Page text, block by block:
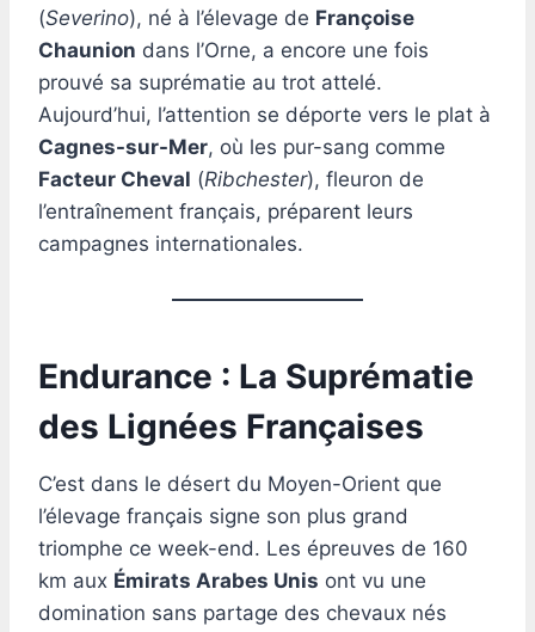
(Severino), né à l’élevage de Françoise
Chaunion dans l’Orne, a encore une fois
prouvé sa suprématie au trot attelé.
Aujourd’hui, l’attention se déporte vers le plat à
Cagnes-sur-Mer, où les pur-sang comme
Facteur Cheval (Ribchester), fleuron de
l’entraînement français, préparent leurs
campagnes internationales.
Endurance : La Suprématie
des Lignées Françaises
C’est dans le désert du Moyen-Orient que
l’élevage français signe son plus grand
triomphe ce week-end. Les épreuves de 160
km aux Émirats Arabes Unis ont vu une
domination sans partage des chevaux nés